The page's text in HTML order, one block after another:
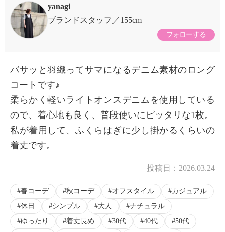
yanagi
ブランドスタッフ
155cm
フォローする
バサッと羽織ってサマになるデニム素材のロング
コートです♪
柔らかく軽いライトオンスデニムを使用している
ので、着心地も良く、普段使いにピッタリな1枚。
私が着用して、ふくらはぎに少し掛かるくらいの
着丈です。
投稿日： 2026.03.24
春コーデ 秋コーデ オフスタイル
カジュアル
休日
シンプル 大人
ナチュラル
ゆったり
着丈長め 30代 40代
50代